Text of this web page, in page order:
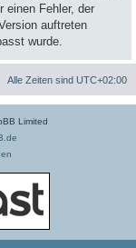
einen Fehler, der
auftreten
wurde.
Alle Zeiten sind UTC+02:00
Limited